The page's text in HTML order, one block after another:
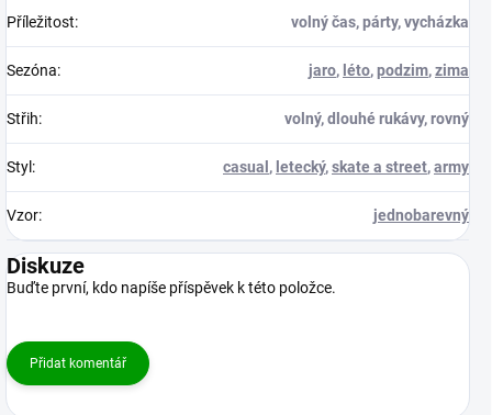
Příležitost: volný čas, párty, vycházka
Sezóna: jaro, léto,podzim,zima
Střih: volný, dlouhé rukávy, rovný
Styl : casual , letecký,skate a street,army
Vzor: jednobarevný
Diskuze
Buďte první, kdo napíše příspěvek k této položce.
Přidat komentář